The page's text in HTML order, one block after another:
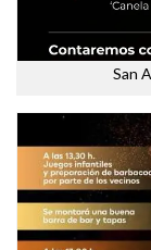
San